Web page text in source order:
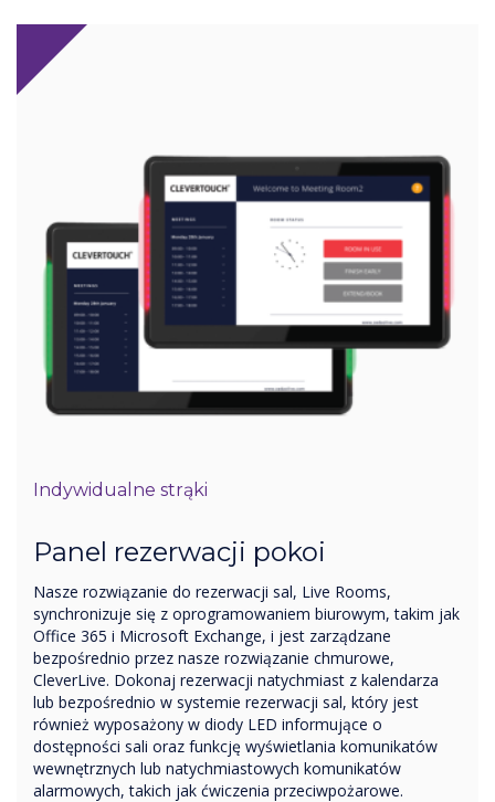
Indywidualne strąki
Panel rezerwacji pokoi
Nasze rozwiązanie do rezerwacji sal, Live Rooms,
synchronizuje się z oprogramowaniem biurowym, takim jak
Office 365 i Microsoft Exchange, i jest zarządzane
bezpośrednio przez nasze rozwiązanie chmurowe,
CleverLive. Dokonaj rezerwacji natychmiast z kalendarza
lub bezpośrednio w systemie rezerwacji sal, który jest
również wyposażony w diody LED informujące o
dostępności sali oraz funkcję wyświetlania komunikatów
wewnętrznych lub natychmiastowych komunikatów
alarmowych, takich jak ćwiczenia przeciwpożarowe.